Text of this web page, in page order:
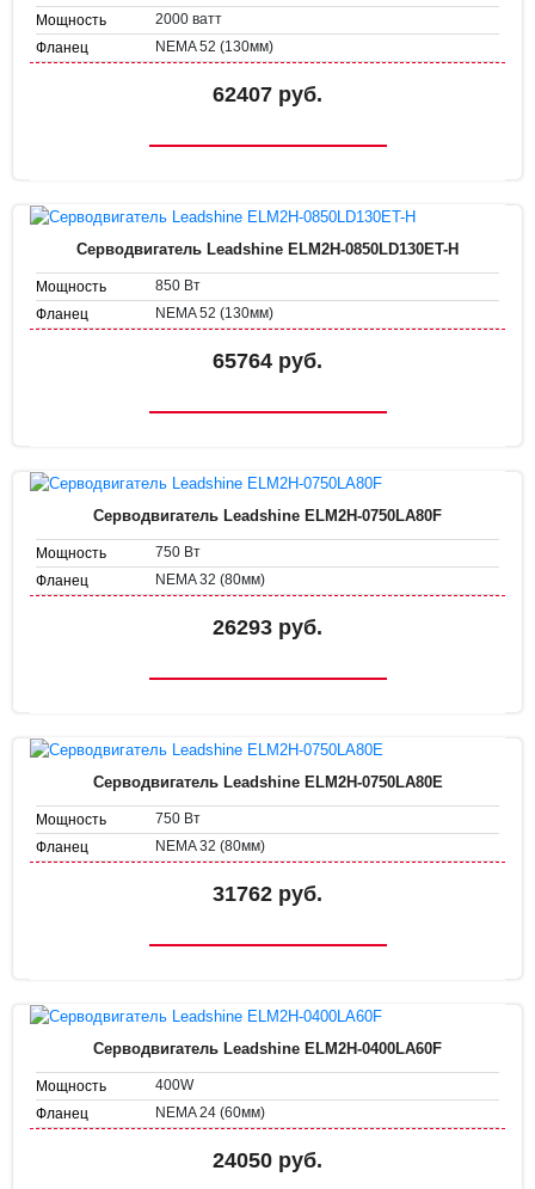
Мощность
2000 ватт
Фланец
NEMA 52 (130мм)
62407 руб.
Серводвигатель Leadshine ELM2H-0850LD130ET-H
Мощность
850 Вт
Фланец
NEMA 52 (130мм)
65764 руб.
Серводвигатель Leadshine ELM2H-0750LA80F
Мощность
750 Вт
Фланец
NEMA 32 (80мм)
26293 руб.
Серводвигатель Leadshine ELM2H-0750LA80E
Мощность
750 Вт
Фланец
NEMA 32 (80мм)
31762 руб.
Серводвигатель Leadshine ELM2H-0400LA60F
Мощность
400W
Фланец
NEMA 24 (60мм)
24050 руб.